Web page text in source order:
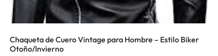
Chaqueta de Cuero Vintage para Hombre – Estilo Biker
Otoño/Invierno